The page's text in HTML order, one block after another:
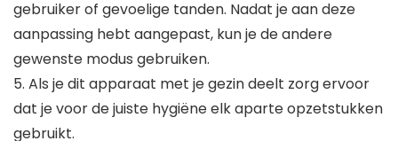
gebruiker of gevoelige tanden. Nadat je aan deze
aanpassing hebt aangepast, kun je de andere
gewenste modus gebruiken.
5. Als je dit apparaat met je gezin deelt zorg ervoor
dat je voor de juiste hygiëne elk aparte opzetstukken
gebruikt.